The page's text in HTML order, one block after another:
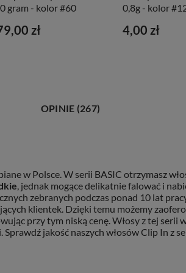
gram - kolor #60
zł
0,8g - kolor
4,00 zł
OPINIE (267)
w Polsce. W serii BASIC otrzymasz
, jednak mogące delikatnie falować i
zebranych podczas ponad 10 lat
klientek. Dzięki temu możemy
przy tym niską cenę. Włosy z tej serii
jakość naszych włosów Clip In z